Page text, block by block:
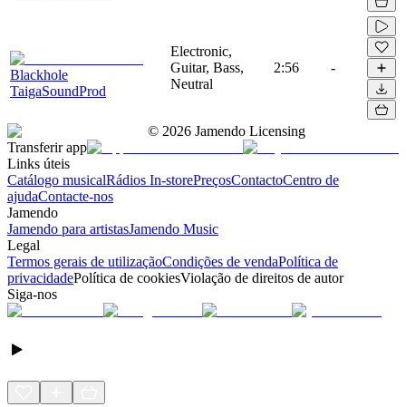
Blackhole
TaigaSoundProd
Electronic,
Guitar, Bass,
Neutral
2:56 -
© 2026 Jamendo Licensing
Transferir app
Links úteis
Catálogo musicalRádios In-storePreçosContactoCentro de
ajudaContacte-nos
Jamendo
Jamendo para artistasJamendo Music
Legal
Termos gerais de utilizaçãoCondições de vendaPolítica de
privacidadePolítica de cookiesViolação de direitos de autor
Siga-nos